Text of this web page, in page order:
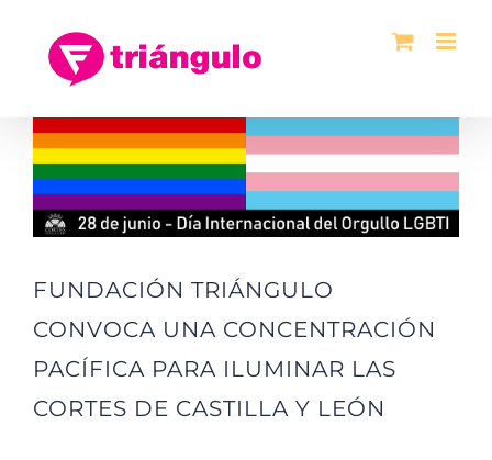
Ver
imagen
más
FUNDACIÓN TRIÁNGULO
CONVOCA UNA CONCENTRACIÓN
PACÍFICA PARA ILUMINAR LAS
CORTES DE CASTILLA Y LEÓN